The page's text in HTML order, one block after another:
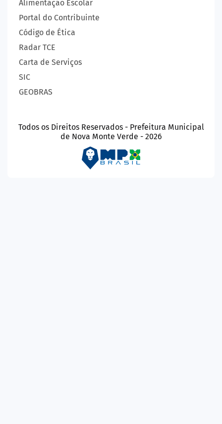
Alimentação Escolar
Portal do Contribuinte
Código de Ética
Radar TCE
Carta de Serviços
SIC
GEOBRAS
Todos os Direitos Reservados - Prefeitura Municipal
de Nova Monte Verde - 2026